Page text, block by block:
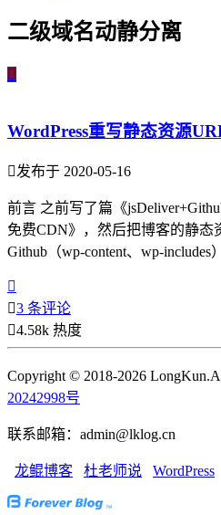
二级域名动静分离

WordPress重写静态资源
发布于 2020-05-16
前言 之前写了篇《
免费CDN》，然后把博客的静态
Github（wp-content、wp-

3 条评论
4.58k 热度
Copyright © 2018-2026
20242998号
联系邮箱：admin@lklog.cn
龙鲲博客 杜老师说 WordPress